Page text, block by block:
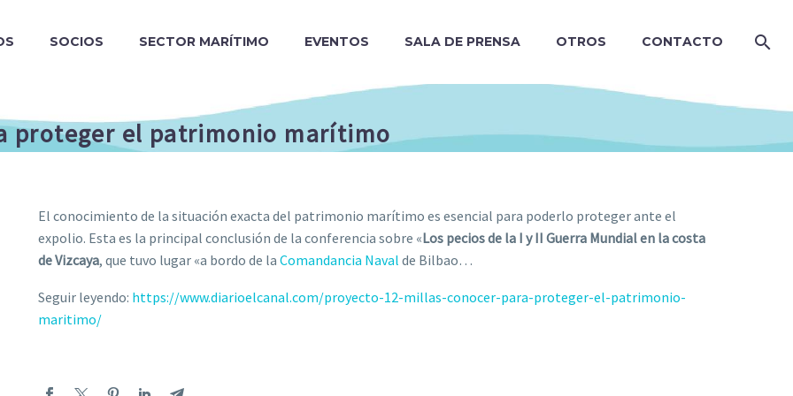
SOCIOS SECTOR MARÍTIMO EVENTOS SALA DE PRENSA OTROS CONTACTO
proteger el patrimonio marítimo
El conocimiento de la situación exacta del patrimonio marítimo es esencial para poderlo proteger ante el
expolio. Esta es la principal conclusión de la conferencia sobre «Los pecios de la I y II Guerra Mundial en la costa
de Vizcaya, que tuvo lugar «a bordo de la Comandancia Naval de Bilbao…
Seguir leyendo: https://www.diarioelcanal.com/proyecto-12-millas-conocer-para-proteger-el-patrimonio-
maritimo/